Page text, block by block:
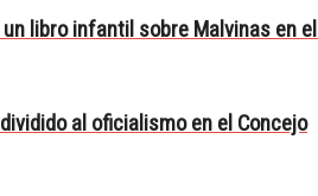
libro infantil sobre Malvinas en
al oficialismo en el Concejo